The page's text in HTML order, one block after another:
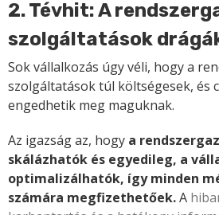
2. Tévhit: A
szolgáltatások
Sok vállalkozás úgy véli, hogy a
szolgáltatások túl költségesek, és
engedhetik meg maguknak.
Az igazság az, hogy a
skálázhatók és egyedileg, a
optimalizálhatók, így minden
számára megfizethetőek.A